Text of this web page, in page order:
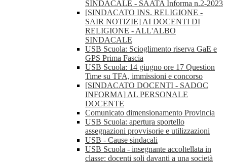
SINDACALE - SAATA Informa n.2-2023
[SINDACATO INS. RELIGIONE -
SAIR NOTIZIE] AI DOCENTI DI
RELIGIONE - ALL'ALBO
SINDACALE
USB Scuola: Scioglimento riserva GaE e
GPS Prima Fascia
USB Scuola: 14 giugno ore 17 Question
Time su TFA, immissioni e concorso
[SINDACATO DOCENTI - SADOC
INFORMA] AL PERSONALE
DOCENTE
Comunicato dimensionamento Provincia
USB Scuola: apertura sportello
assegnazioni provvisorie e utilizzazioni
USB - Cause sindacali
USB Scuola - insegnante accoltellata in
classe: docenti soli davanti a una società